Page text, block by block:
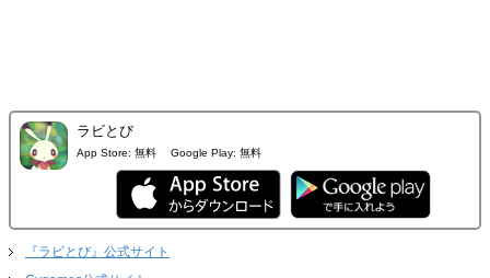
ラビとび
App Store: 無料 Google Play: 無料
『ラビとび』公式サイト